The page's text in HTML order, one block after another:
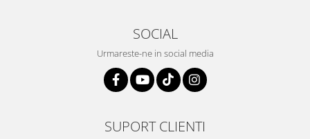
SOCIAL
Urmareste-ne in social media
SUPORT CLIENTI